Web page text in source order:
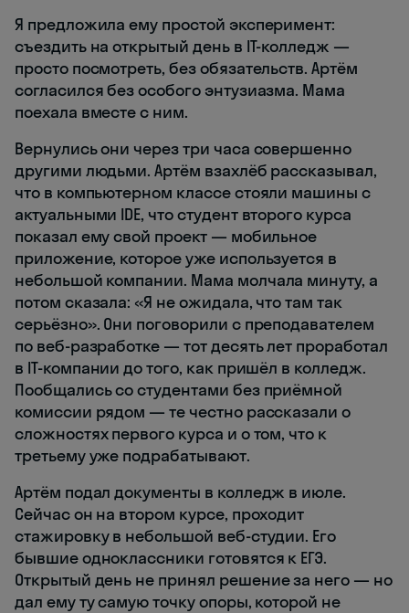
Я предложила ему простой эксперимент:
съездить на открытый день в IT-колледж —
просто посмотреть, без обязательств. Артём
согласился без особого энтузиазма. Мама
поехала вместе с ним.
Вернулись они через три часа совершенно
другими людьми. Артём взахлёб рассказывал,
что в компьютерном классе стояли машины с
актуальными IDE, что студент второго курса
показал ему свой проект — мобильное
приложение, которое уже используется в
небольшой компании. Мама молчала минуту, а
потом сказала: «Я не ожидала, что там так
серьёзно». Они поговорили с преподавателем
по веб-разработке — тот десять лет проработал
в IT-компании до того, как пришёл в колледж.
Пообщались со студентами без приёмной
комиссии рядом — те честно рассказали о
сложностях первого курса и о том, что к
третьему уже подрабатывают.
Артём подал документы в колледж в июле.
Сейчас он на втором курсе, проходит
стажировку в небольшой веб-студии. Его
бывшие одноклассники готовятся к ЕГЭ.
Открытый день не принял решение за него — но
дал ему ту самую точку опоры, которой не